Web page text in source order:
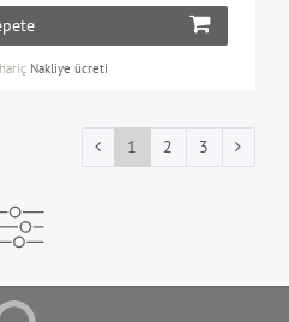
hariç Nakliye ücreti
1 2 3